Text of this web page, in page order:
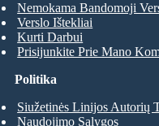
Nemokama Bandomoji
Verslo Ištekliai
Kurti Darbui
Prisijunkite Prie Mano
Politika
Siužetinės Linijos Autorių
Naudojimo Sąlygos